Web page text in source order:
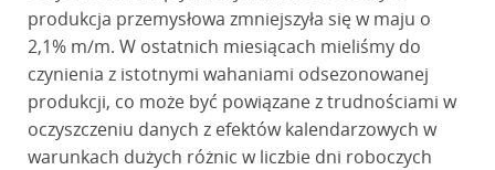
produkcja przemysłowa zmniejszyła się w maju o
2,1% m/m. W ostatnich miesiącach mieliśmy do
czynienia z istotnymi wahaniami odsezonowanej
produkcji, co może być powiązane z trudnościami w
oczyszczeniu danych z efektów kalendarzowych w
warunkach dużych różnic w liczbie dni roboczych